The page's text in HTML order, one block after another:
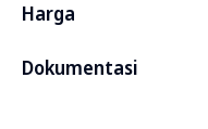
Harga
Dokumentasi